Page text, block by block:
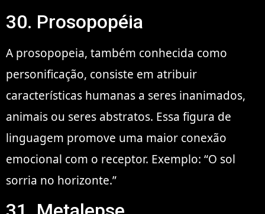
30. Prosopopéia
A prosopopeia, também conhecida como
personificação, consiste em atribuir
características humanas a seres inanimados,
animais ou seres abstratos. Essa figura de
linguagem promove uma maior conexão
emocional com o receptor. Exemplo: “O sol
sorria no horizonte.”